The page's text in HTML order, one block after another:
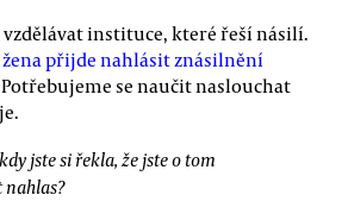
instituce, které řeší násilí.
žena přijde nahlásit znásilnění
se naučit naslouchat
jste si řekla, že jste o tom